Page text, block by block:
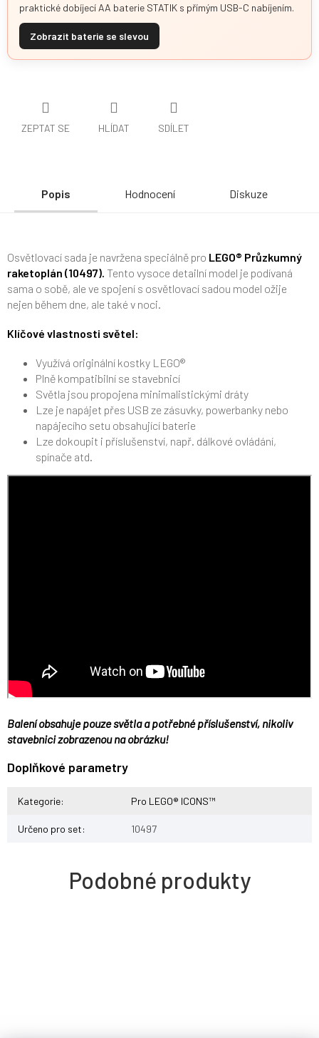
praktické dobíjecí AA baterie STATIK s přímým USB-C nabíjením.
Zobrazit baterie se slevou
ZEPTAT SE HLÍDAT SDÍLET
Popis Hodnocení Diskuze
Osvětlovací sada je navržena speciálně pro LEGO® Průzkumný
raketoplán (10497). Tento vysoce detailní model je podívaná
sama o sobě, ale ve spojení s osvětlovací sadou model ožije
nejen během dne, ale také v noci.
Klíčové vlastnosti světel:
Využívá originální kostky LEGO®
Plně kompatibilní se stavebnicí
Světla jsou propojena minimalistickými dráty
Lze je napájet přes USB ze zásuvky, powerbanky nebo
napájecího setu obsahující baterie
Lze dokoupit i příslušenství, např. dálkové ovládání,
spínače atd.
Balení obsahuje pouze světla a potřebné příslušenství, nikoliv
stavebnici zobrazenou na obrázku!
Doplňkové parametry
Kategorie: Pro LEGO® ICONS™
Určeno pro set: 10497